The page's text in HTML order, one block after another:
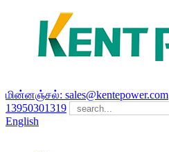
மின்னஞ்சல்: sales@kentepower.com
13950301319
English